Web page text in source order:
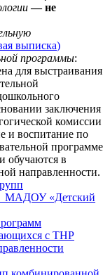
— не
выписка)
программы:
для выстраивания
заключения
комиссии
и воспитание по
программе
обучаются в
направленности.
МАДОУ «Детский
с ТНР